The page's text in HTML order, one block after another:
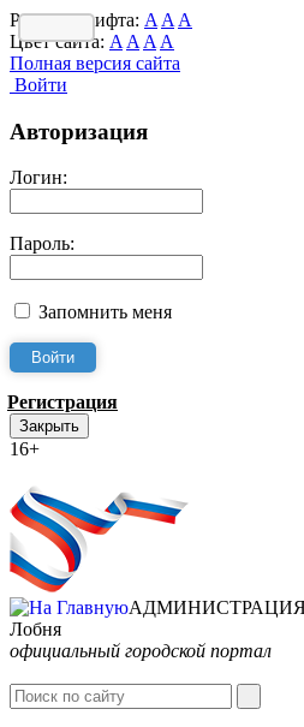
Размер шрифта: A A A
Цвет сайта: A A A A
Полная версия сайта
Войти
Авторизация
Логин:
Пароль:
Запомнить меня
Регистрация
Закрыть
16+
Лобня
официальный городской портал